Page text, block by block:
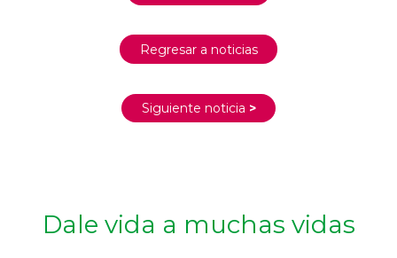
Regresar a noticias
Siguiente noticia >
Dale vida a muchas vidas